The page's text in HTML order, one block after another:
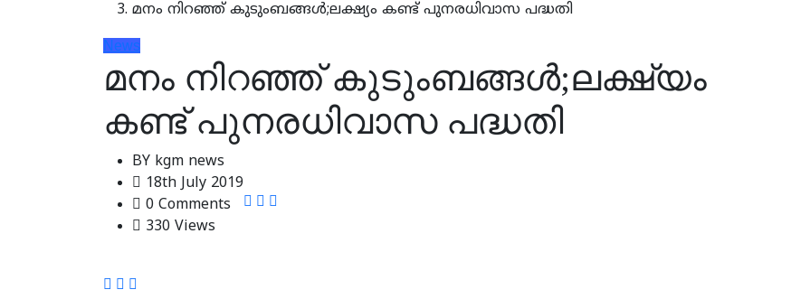
മനം നിറഞ്ഞ് കുടുംബങ്ങള്‍;ലക്ഷ്യം കണ്ട് പുനരധിവാസ പദ്ധതി
News
മനം നിറഞ്ഞ് കുടുംബങ്ങള്‍;ലക്ഷ്യം
കണ്ട് പുനരധിവാസ പദ്ധതി
BY kgm news
18th July 2019
0 Comments
330 Views